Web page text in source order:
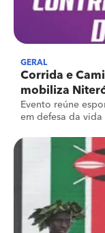
GERAL
Corrida e
mobiliza
Evento reúne
em defesa da vida